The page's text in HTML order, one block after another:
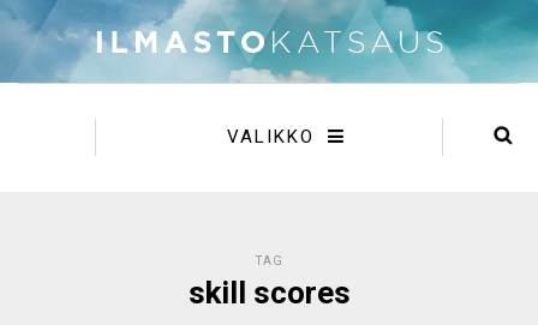
VALIKKO
TAG
skill scores